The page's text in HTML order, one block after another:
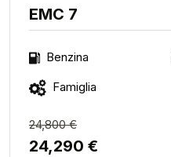
EMC 7
Benzina
Famiglia
24,800 €
24,290 €